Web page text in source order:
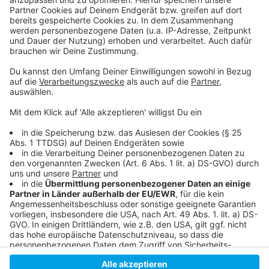
dabei ergangen ist und wobei er selbst mal ins
Schleudern gekommen ist. Viel Spaß beim Zuhören und
bitte nicht erschrecken, wenn dabei das Telefon
klingelt. Es muss ja nicht unbedingt Elvis Eifel dran
Anzeige
Anzeige
Anzeige